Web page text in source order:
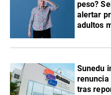
peso?
alertar
adultos
Sunedu
renuncia
tras